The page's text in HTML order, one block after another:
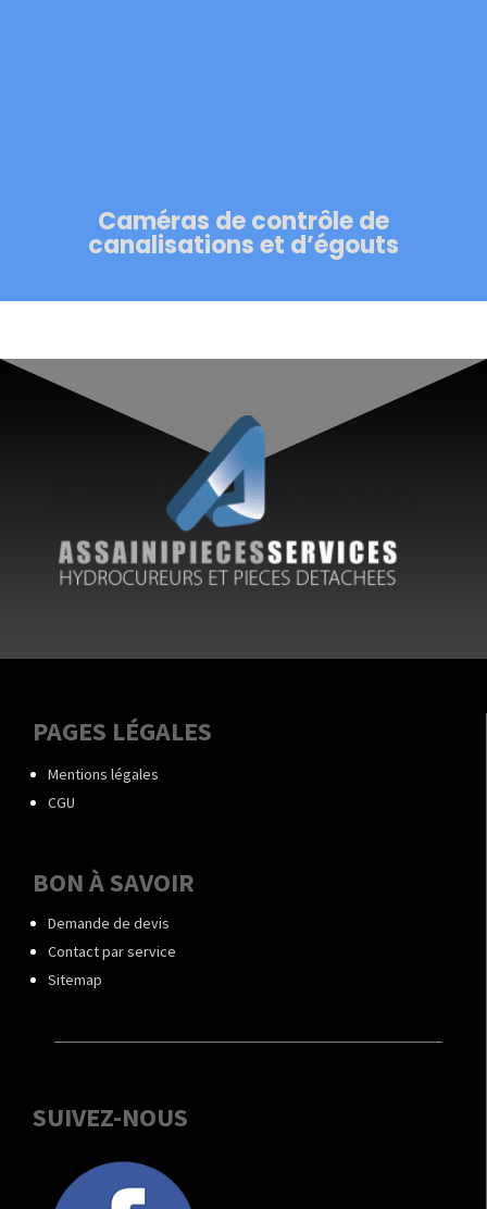
Caméras de contrôle de
canalisations et d’égouts
PAGES LÉGALES
Mentions légales
CGU
BON À SAVOIR
Demande de devis
Contact par service
Sitemap
SUIVEZ-NOUS